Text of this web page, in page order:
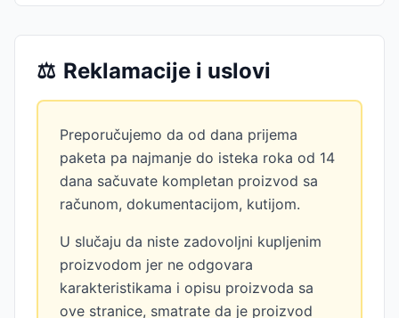
⚖️ Reklamacije i uslovi
Preporučujemo da od dana prijema
paketa pa najmanje do isteka roka od 14
dana sačuvate kompletan proizvod sa
računom, dokumentacijom, kutijom.
U slučaju da niste zadovoljni kupljenim
proizvodom jer ne odgovara
karakteristikama i opisu proizvoda sa
ove stranice, smatrate da je proizvod